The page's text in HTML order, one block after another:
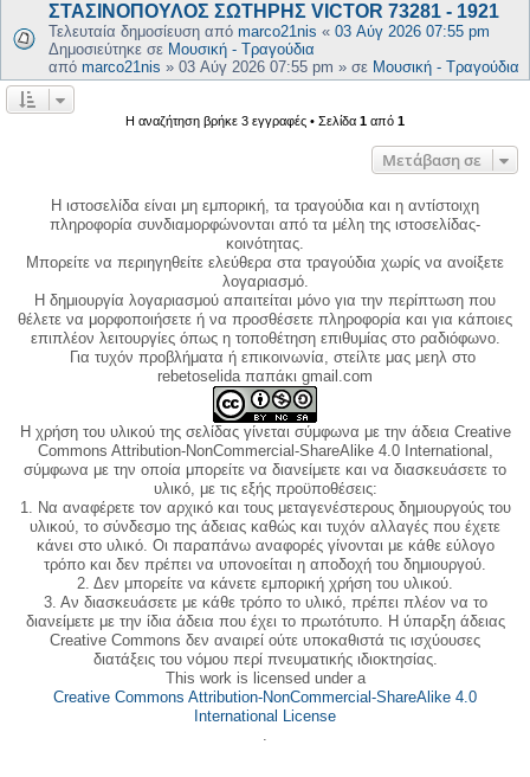
ΣΤΑΣΙΝΟΠΟΥΛΟΣ ΣΩΤΗΡΗΣ VICTOR 73281 - 1921
Τελευταία δημοσίευση από marco21nis « 03 Αύγ 2026 07:55 pm
Δημοσιεύτηκε σε Μουσική - Τραγούδια
από marco21nis » 03 Αύγ 2026 07:55 pm » σε Μουσική - Τραγούδια
Η αναζήτηση βρήκε 3 εγγραφές • Σελίδα 1 από 1
Μετάβαση σε
Η ιστοσελίδα είναι μη εμπορική, τα τραγούδια και η αντίστοιχη
πληροφορία συνδιαμορφώνονται από τα μέλη της ιστοσελίδας-
κοινότητας.
Μπορείτε να περιηγηθείτε ελεύθερα στα τραγούδια χωρίς να ανοίξετε
λογαριασμό.
Η δημιουργία λογαριασμού απαιτείται μόνο για την περίπτωση που
θέλετε να μορφοποιήσετε ή να προσθέσετε πληροφορία και για κάποιες
επιπλέον λειτουργίες όπως η τοποθέτηση επιθυμίας στο ραδιόφωνο.
Για τυχόν προβλήματα ή επικοινωνία, στείλτε μας μεηλ στο
rebetoselida παπάκι gmail.com
Η χρήση του υλικού της σελίδας γίνεται σύμφωνα με την άδεια Creative
Commons Attribution-NonCommercial-ShareAlike 4.0 International,
σύμφωνα με την οποία μπορείτε να διανείμετε και να διασκευάσετε το
υλικό, με τις εξής προϋποθέσεις:
1. Να αναφέρετε τον αρχικό και τους μεταγενέστερους δημιουργούς του
υλικού, το σύνδεσμο της άδειας καθώς και τυχόν αλλαγές που έχετε
κάνει στο υλικό. Οι παραπάνω αναφορές γίνονται με κάθε εύλογο
τρόπο και δεν πρέπει να υπονοείται η αποδοχή του δημιουργού.
2. Δεν μπορείτε να κάνετε εμπορική χρήση του υλικού.
3. Αν διασκευάσετε με κάθε τρόπο το υλικό, πρέπει πλέον να το
διανείμετε με την ίδια άδεια που έχει το πρωτότυπο. Η ύπαρξη άδειας
Creative Commons δεν αναιρεί ούτε υποκαθιστά τις ισχύουσες
διατάξεις του νόμου περί πνευματικής ιδιοκτησίας.
This work is licensed under a
Creative Commons Attribution-NonCommercial-ShareAlike 4.0
International License
.